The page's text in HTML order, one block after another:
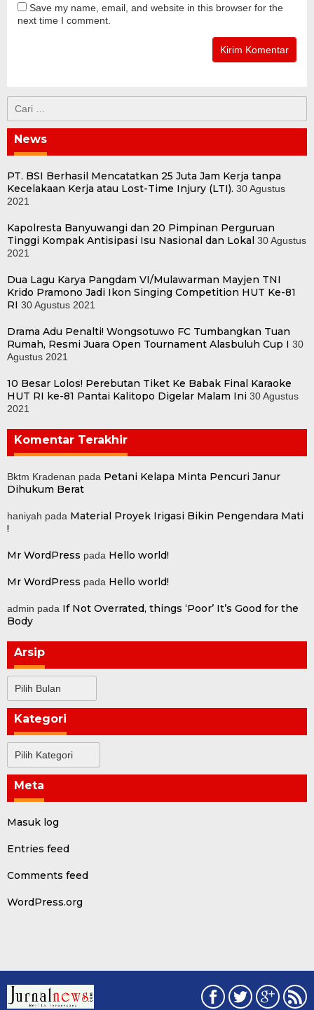
Save my name, email, and website in this browser for the
next time I comment.
untuk:
News
PT. BSI Berhasil Mencatatkan 25 Juta Jam Kerja tanpa
Kecelakaan Kerja atau Lost-Time Injury (LTI). 30 Agustus
2021
Kapolresta Banyuwangi dan 20 Pimpinan Perguruan
Tinggi Kompak Antisipasi Isu Nasional dan Lokal 30 Agustus
2021
Dua Lagu Karya Pangdam VI/Mulawarman Mayjen TNI
Krido Pramono Jadi Ikon Singing Competition HUT Ke-81
RI 30 Agustus 2021
Drama Adu Penalti! Wongsotuwo FC Tumbangkan Tuan
Rumah, Resmi Juara Open Tournament Alasbuluh Cup I 30
Agustus 2021
10 Besar Lolos! Perebutan Tiket Ke Babak Final Karaoke
HUT RI ke-81 Pantai Kalitopo Digelar Malam Ini 30 Agustus
2021
Komentar Terakhir
Bktm Kradenan pada Petani Kelapa Minta Pencuri Janur
Dihukum Berat
haniyah pada Material Proyek Irigasi Bikin Pengendara Mati
!
Mr WordPress pada Hello world!
Mr WordPress pada Hello world!
admin pada If Not Overrated, things ‘Poor’ It’s Good for the
Body
Arsip
Kategori
Meta
Masuk log
Entries feed
Comments feed
WordPress.org